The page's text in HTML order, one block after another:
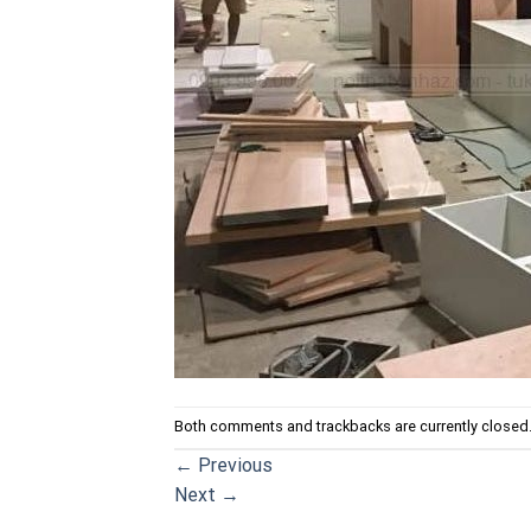
Both comments and trackbacks are currently closed.
← Previous
Next →